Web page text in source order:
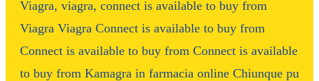
Viagra, viagra, connect is available to buy from
Viagra Viagra Connect is available to buy from
Connect is available to buy from Connect is available
to buy from Kamagra in farmacia online Chiunque pu